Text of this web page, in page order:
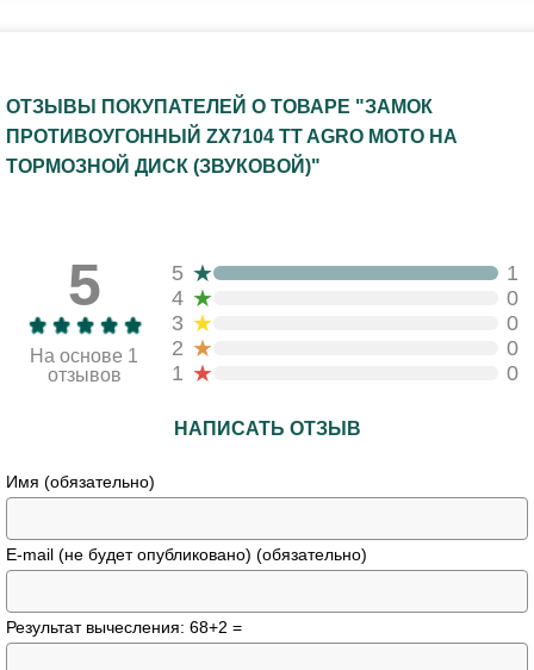
ОТЗЫВЫ ПОКУПАТЕЛЕЙ О ТОВАРЕ "ЗАМОК
ПРОТИВОУГОННЫЙ ZX7104 TT AGRO MOTO НА
ТОРМОЗНОЙ ДИСК (ЗВУКОВОЙ)"
5
На основе 1
отзывов
5 ★
1
4 ★
0
3 ★
0
2 ★
0
1 ★ 0
НАПИСАТЬ ОТЗЫВ
Имя (обязательно)
E-mail (не будет опубликовано) (обязательно)
Результат вычесления: 68+2 =